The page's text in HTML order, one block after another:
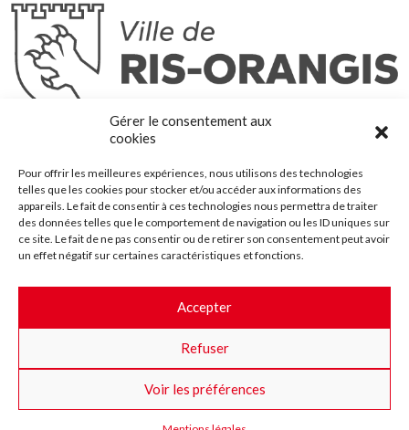
Gérer le consentement aux
cookies
Pour offrir les meilleures expériences, nous utilisons des technologies
telles que les cookies pour stocker et/ou accéder aux informations des
appareils. Le fait de consentir à ces technologies nous permettra de traiter
des données telles que le comportement de navigation ou les ID uniques sur
ce site. Le fait de ne pas consentir ou de retirer son consentement peut avoir
un effet négatif sur certaines caractéristiques et fonctions.
Accepter
Refuser
Voir les préférences
Ris-Orangis
@2022 — Tous droits réservés
Plan du site
Contact
Accessibilité
Crédits
Les marchés publics
Suggestions & Améliorations
Facebook
InstaTwitterYoutube